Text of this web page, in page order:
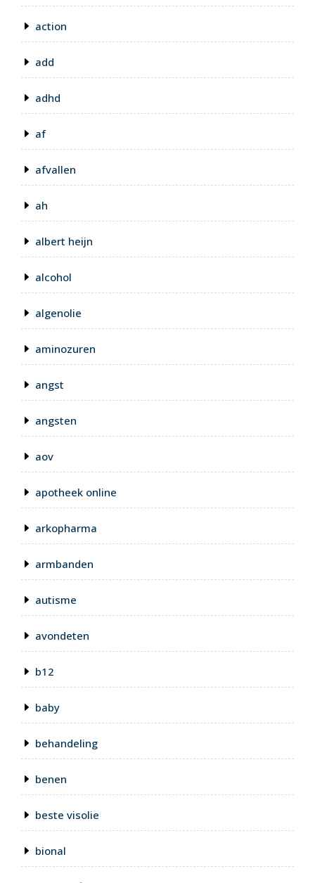
action
add
adhd
af
afvallen
ah
albert heijn
alcohol
algenolie
aminozuren
angst
angsten
aov
apotheek online
arkopharma
armbanden
autisme
avondeten
b12
baby
behandeling
benen
beste visolie
bional